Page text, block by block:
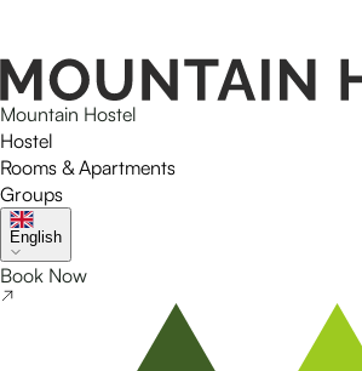
Mountain Hostel
Hostel
Rooms & Apartments
Groups
English
Book Now